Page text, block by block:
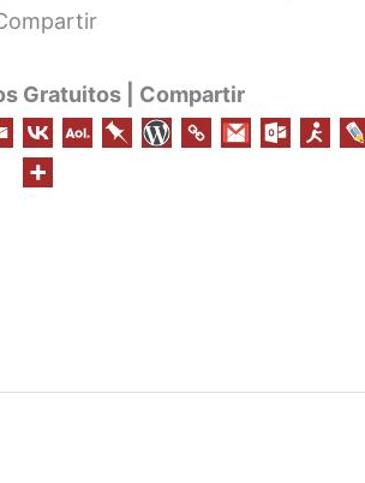
Gratuitos | Compartir